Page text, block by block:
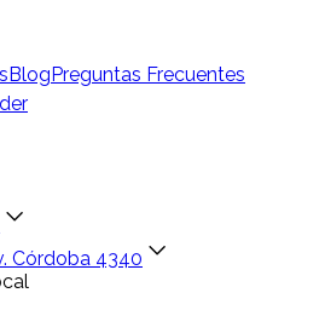
BlogPreguntas Frecuentes
Córdoba 4340